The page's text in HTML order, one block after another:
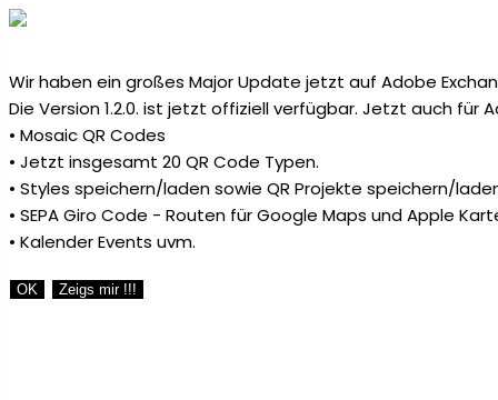
Wir haben ein großes Major Update jetzt auf Adobe
Die Version 1.2.0. ist jetzt offiziell verfügbar. Jetzt auch für
• Mosaic QR Codes
• Jetzt insgesamt 20 QR Code Typen.
• Styles speichern/laden sowie QR Projekte speichern/
• SEPA Giro Code - Routen für Google Maps und Apple
• Kalender Events uvm.
OK Zeigs mir !!!